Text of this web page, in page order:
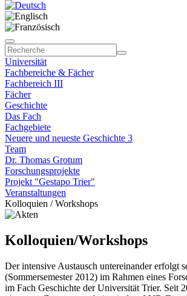
Universität
Fachbereiche & Fächer
Fachbereich III
Fächer
Geschichte
Das Fach
Fachgebiete
Neuere und neueste Geschichte 3
Team
Dr. Thomas Grotum
Forschungsprojekte
Projekt "Gestapo Trier"
Veranstaltungen
Kolloquien / Workshops
Kolloquien/Workshops
Der intensive Austausch untereinander erfolgt
(Sommersemester 2012) im Rahmen eines
im Fach Geschichte der Universität Trier. Seit